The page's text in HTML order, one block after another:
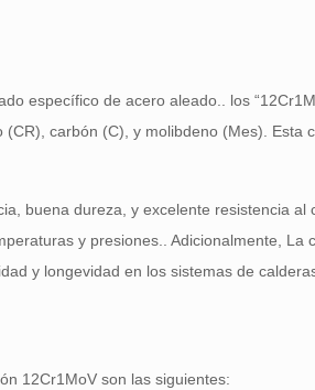
específico de acero aleado.. los
carbón (C), y molibdeno (Mes). Esta
buena dureza, y excelente resistencia al
y presiones.. Adicionalmente, La
y longevidad en los sistemas de
12Cr1MoV son las siguientes: